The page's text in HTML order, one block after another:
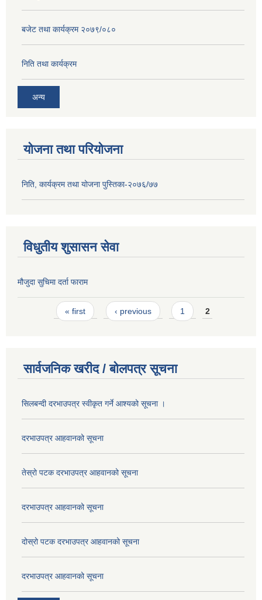
बजेट तथा कार्यक्रम २०७९/०८०
निति तथा कार्यक्रम
अन्य
योजना तथा परियोजना
निति, कार्यक्रम तथा योजना पुस्तिका-२०७६/७७
विधुतीय शुसासन सेवा
मौजुदा सुचिमा दर्ता फाराम
Pages« first ‹ previous 1 2
सार्वजनिक खरीद / बोलपत्र सूचना
सिलबन्दी दरभाउपत्र स्वीकृत गर्ने आश्यको सूचना ।
दरभाउपत्र आहवानको सूचना
तेस्रो पटक दरभाउपत्र आहवानको सूचना
दरभाउपत्र आहवानको सूचना
दोस्रो पटक दरभाउपत्र आहवानको सूचना
दरभाउपत्र आहवानको सूचना